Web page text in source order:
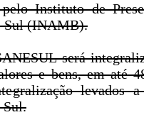
Instituto de
Sul (INAMB).
será
e bens, em até
levados
Sul.